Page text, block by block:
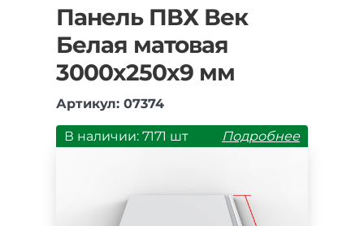
https://mvtrade.ru/images/id/normal/panel-
pvh-
vek-
belaya-
matovaya-
mm.jpg
Панель ПВХ Век
Белая матовая
3000х250х9 мм
Артикул: 07374
В наличии: 7171 шт Подробнее